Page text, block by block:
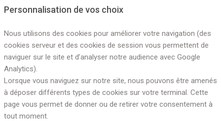
Personnalisation de vos choix
Nous utilisons des cookies pour améliorer votre navigation (des
cookies serveur et des cookies de session vous permettent de
naviguer sur le site et d’analyser notre audience avec Google
Analytics).
Lorsque vous naviguez sur notre site, nous pouvons être amenés
à déposer différents types de cookies sur votre terminal. Cette
page vous permet de donner ou de retirer votre consentement à
tout moment.